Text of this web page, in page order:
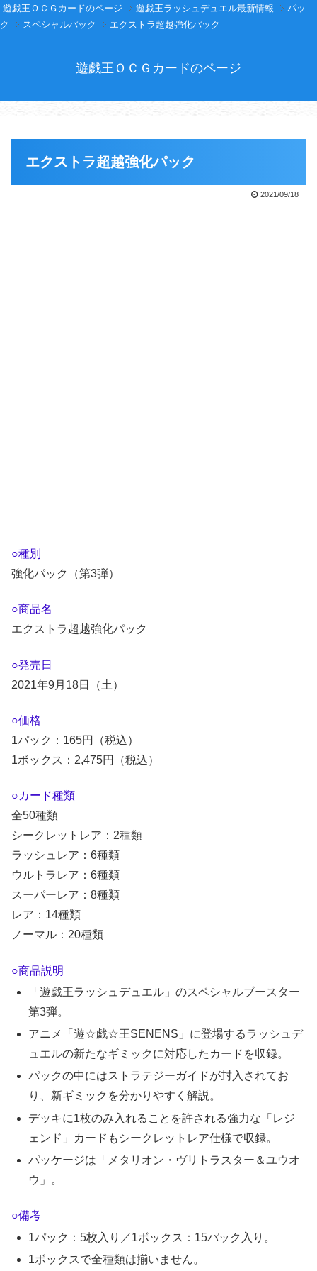
遊戯王ＯＣＧカードのページ 遊戯王ラッシュデュエル最新情報
パッ
ク
スペシャルパック エクストラ超越強化パック
遊戯王ＯＣＧカードのページ
エクストラ超越強化パック
2021/09/18
○種別
強化パック（第3弾）
○商品名
エクストラ超越強化パック
○発売日
2021年9月18日（土）
○価格
1パック：165円（税込）
1ボックス：2,475円（税込）
○カード種類
全50種類
シークレットレア：2種類
ラッシュレア：6種類
ウルトラレア：6種類
スーパーレア：8種類
レア：14種類
ノーマル：20種類
○商品説明
「遊戯王ラッシュデュエル」のスペシャルブースター
第3弾。
アニメ「遊☆戯☆王SENENS」に登場するラッシュデ
ュエルの新たなギミックに対応したカードを収録。
パックの中にはストラテジーガイドが封入されてお
り、新ギミックを分かりやすく解説。
デッキに1枚のみ入れることを許される強力な「レジ
ェンド」カードもシークレットレア仕様で収録。
パッケージは「メタリオン・ヴリトラスター＆ユウオ
ウ」。
○備考
1パック：5枚入り／1ボックス：15パック入り。
1ボックスで全種類は揃いません。